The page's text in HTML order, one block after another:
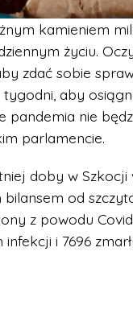
kamieniem
życiu.
zdać sobie
aby
pandemia nie
parlamencie.
doby w Szkocji
od
z powodu
i 7696